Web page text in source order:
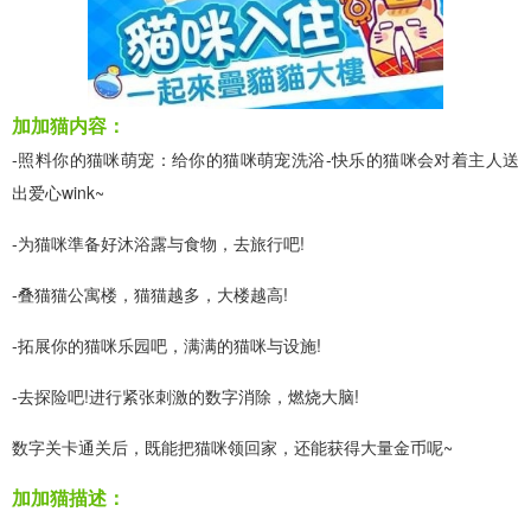
加加猫内容：
-照料你的猫咪萌宠：给你的猫咪萌宠洗浴-快乐的猫咪会对着主人送
出爱心wink~
-为猫咪準备好沐浴露与食物，去旅行吧!
-叠猫猫公寓楼，猫猫越多，大楼越高!
-拓展你的猫咪乐园吧，满满的猫咪与设施!
-去探险吧!进行紧张刺激的数字消除，燃烧大脑!
数字关卡通关后，既能把猫咪领回家，还能获得大量金币呢~
加加猫描述：